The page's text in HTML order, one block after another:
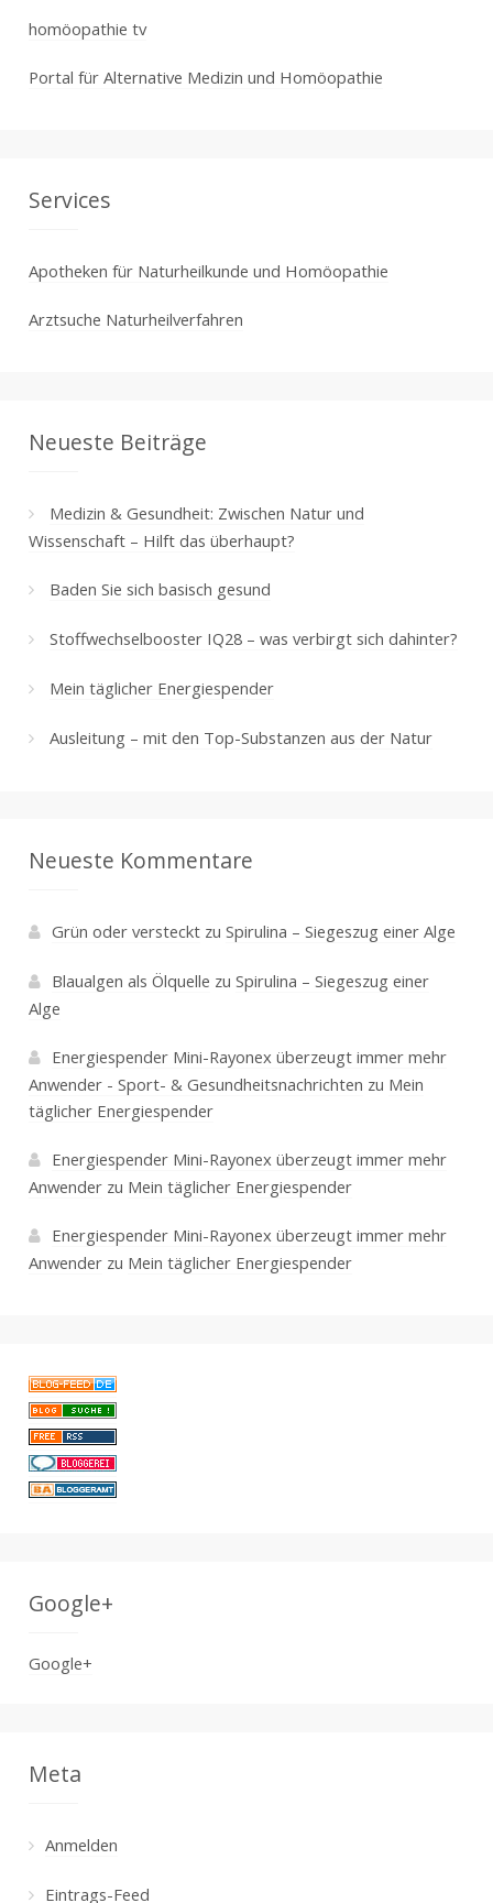
homöopathie tv
Portal für Alternative Medizin und Homöopathie
Services
Apotheken für Naturheilkunde und Homöopathie
Arztsuche Naturheilverfahren
Neueste Beiträge
Medizin & Gesundheit: Zwischen Natur und
Wissenschaft – Hilft das überhaupt?
Baden Sie sich basisch gesund
Stoffwechselbooster IQ28 – was verbirgt sich dahinter?
Mein täglicher Energiespender
Ausleitung – mit den Top-Substanzen aus der Natur
Neueste Kommentare
Grün oder verstecktzu Spirulina – Siegeszug einer Alge
Blaualgen als Ölquelle zu Spirulina – Siegeszug einer
Alge
Energiespender Mini-Rayonex überzeugt immer mehr
Anwender - Sport- & Gesundheitsnachrichten zu Mein
täglicher Energiespender
Energiespender Mini-Rayonex überzeugt immer mehr
Anwenderzu Mein täglicher Energiespender
Energiespender Mini-Rayonex überzeugt immer mehr
Anwenderzu Mein täglicher Energiespender
Google+
Google+
Meta
Anmelden
Eintrags-Feed